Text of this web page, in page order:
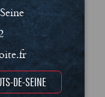
DE-SEINE